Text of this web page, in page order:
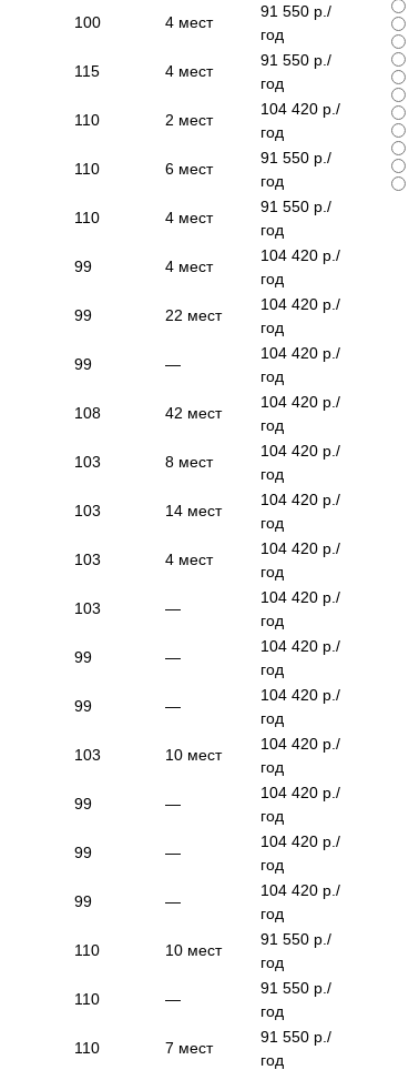
100 4 мест
91 550 р./
год
115 4 мест
91 550 р./
год
110 2 мест
104 420 р./
год
110 6 мест
91 550 р./
год
110 4 мест
91 550 р./
год
99 4 мест
104 420 р./
год
99 22 мест
104 420 р./
год
99 —
104 420 р./
год
108 42 мест
104 420 р./
год
103 8 мест
104 420 р./
год
103 14 мест
104 420 р./
год
103 4 мест
104 420 р./
год
103 —
104 420 р./
год
99 —
104 420 р./
год
99 —
104 420 р./
год
103 10 мест
104 420 р./
год
99 —
104 420 р./
год
99 —
104 420 р./
год
99 —
104 420 р./
год
110 10 мест
91 550 р./
год
110 —
91 550 р./
год
110 7 мест
91 550 р./
год